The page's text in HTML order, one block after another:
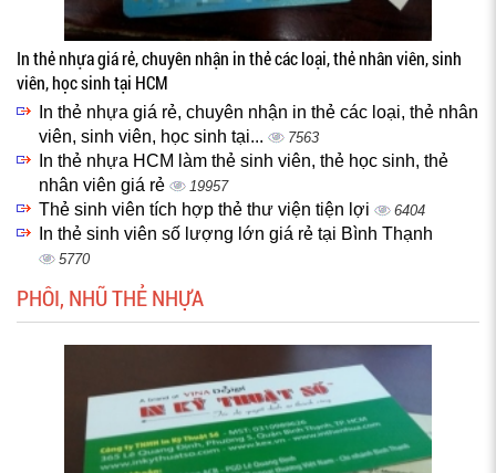
In thẻ nhựa giá rẻ, chuyên nhận in thẻ các loại, thẻ nhân viên, sinh
viên, học sinh tại HCM
In thẻ nhựa giá rẻ, chuyên nhận in thẻ các loại, thẻ nhân
viên, sinh viên, học sinh tại...
7563
In thẻ nhựa HCM làm thẻ sinh viên, thẻ học sinh, thẻ
nhân viên giá rẻ
19957
Thẻ sinh viên tích hợp thẻ thư viện tiện lợi 6404
In thẻ sinh viên số lượng lớn giá rẻ tại Bình Thạnh
5770
PHÔI, NHŨ THẺ NHỰA